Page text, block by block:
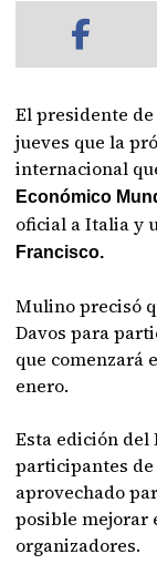
El presidente
jueves que la
internacional
Económico
oficial a Italia y
Francisco.
Mulino precisó
Davos para
que comenzará
enero.
Esta edición del
participantes de
aprovechado
posible mejorar
organizadores.